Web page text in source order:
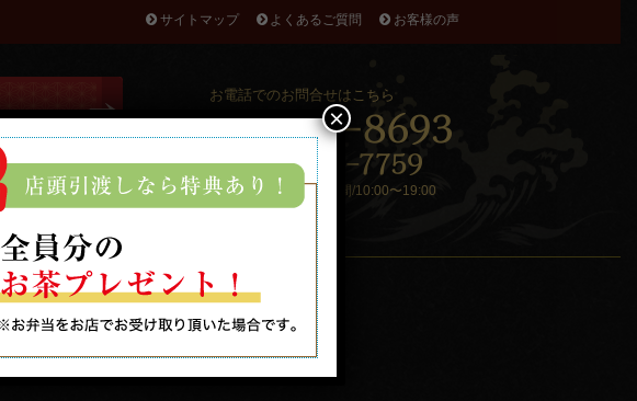
サイトマップ よくあるご質問 お客様の声
お電話でのお問合せはこちら
受付時間/9:00〜19:00 配送時間/10:00〜19:00
×